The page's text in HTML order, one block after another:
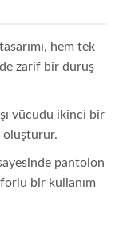
hem tek
zarif bir duruş
vücudu ikinci bir
oluşturur.
pantolon
bir kullanım